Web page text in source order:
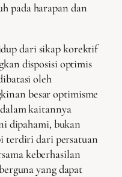
pada harapan dan
dari sikap korektif
disposisi optimis
oleh
besar optimisme
kaitannya
dipahami, bukan
terdiri dari persatuan
keberhasilan
yang dapat